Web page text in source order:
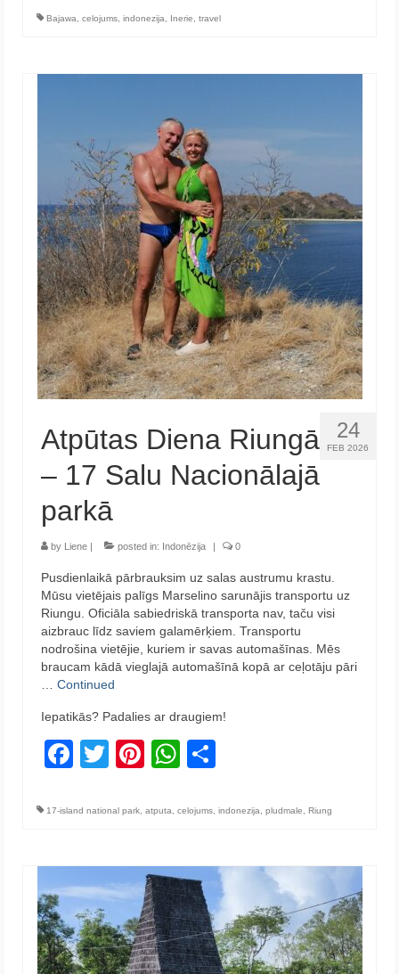
Bajawa celojums indonezija Inerie travel
24
FEB 2026
Atpūtas Diena Riungā
– 17 Salu Nacionālajā
parkā
by Liene | posted in: Indonēzija | 0
Pusdienlaikā pārbrauksim uz salas austrumu krastu.
Mūsu vietējais palīgs Marselino sarunājis transportu uz
Riungu. Oficiāla sabiedriskā transporta nav, taču visi
aizbrauc līdz saviem galamērķiem. Transportu
nodrošina vietējie, kuriem ir savas automašīnas. Mēs
braucam kādā vieglajā automašīnā kopā ar ceļotāju pāri
Continued
Iepatikās? Padalies ar draugiem!
Facebook
TwitterPinterest
WhatsApp
17-island national park atputa celojums indonezija pludmale Riung